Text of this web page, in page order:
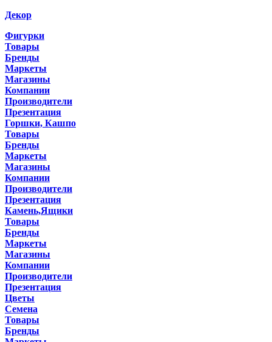
Декор
Фигурки
Товары
Бренды
Маркеты
Магазины
Компании
Производители
Презентация
Горшки, Кашпо
Товары
Бренды
Маркеты
Магазины
Компании
Производители
Презентация
Камень,Ящики
Товары
Бренды
Маркеты
Магазины
Компании
Производители
Презентация
Цветы
Семена
Товары
Бренды